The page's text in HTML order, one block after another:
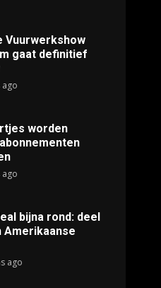
Vuurwerkshow
gaat definitief
ago
worden
ago
bijna rond: deel
Amerikaanse
ago